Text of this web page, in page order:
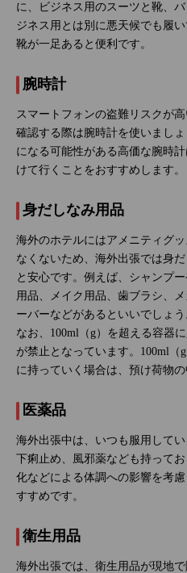
に、ビジネス用のスーツと靴、
ジネス用とは別に悪天候でも履
靴が一足あると便利です。
腕時計
スマートフォンの盗難リスクが
確認する際は腕時計を使いまし
になる可能性がある高価な腕時
けて行くことをおすすめします。
身だしなみ用品
海外のホテルにはアメニティグ
なくないため、海外出張では身
と安心です。例えば、シャンプ
用品、メイク用品、歯ブラシ、
ーバーなどがあるといいでしょう
なお、100ml（g）を超える容器
が禁止となっています。100ml
に持っていく場合は、預け荷物
医薬品
海外出張中は、いつも服用して
下痢止め、風邪薬なども持って
化などによる体調への影響を考
すすめです。
衛生用品
海外出張では、衛生用品が現地